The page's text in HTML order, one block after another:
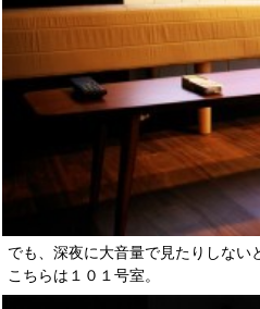
でも、深夜に大音量で見たりしない
こちらは１０１号室。